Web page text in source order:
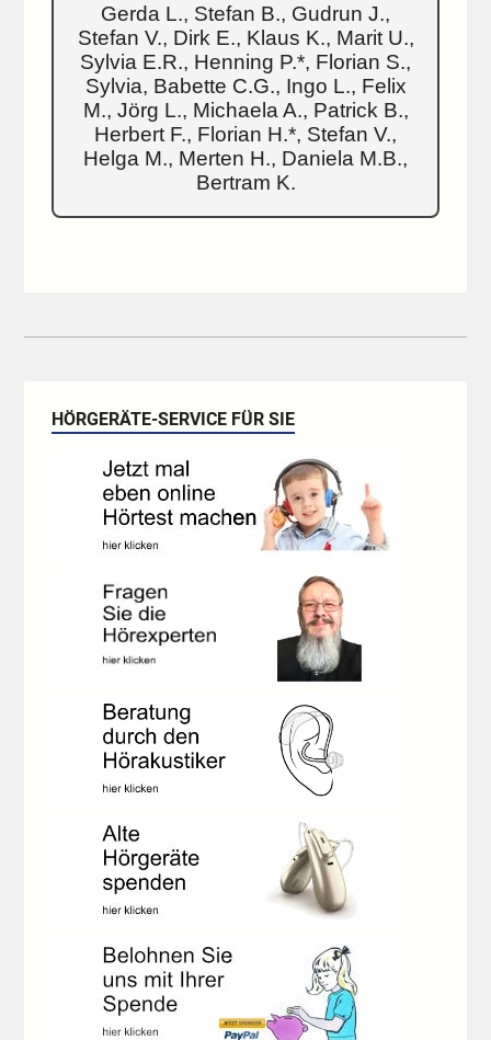
Gerda L., Stefan B., Gudrun J.,
Stefan V., Dirk E., Klaus K., Marit U.,
Sylvia E.R., Henning P.*, Florian S.,
Sylvia, Babette C.G., Ingo L., Felix
M., Jörg L., Michaela A., Patrick B.,
Herbert F., Florian H.*, Stefan V.,
Helga M., Merten H., Daniela M.B.,
Bertram K.
HÖRGERÄTE-SERVICE FÜR SIE